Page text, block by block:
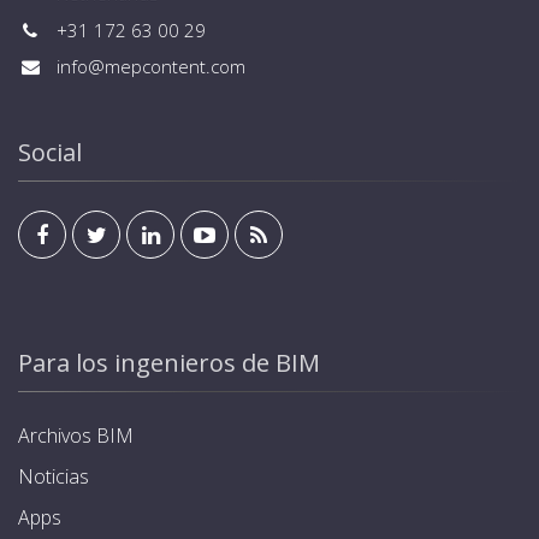
+31 172 63 00 29
info@mepcontent.com
Social
Para los ingenieros de BIM
Archivos BIM
Noticias
Apps